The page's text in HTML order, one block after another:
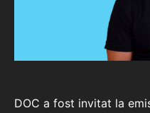
DOC a fost invitat la